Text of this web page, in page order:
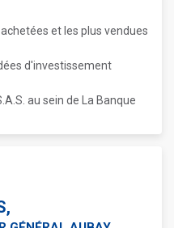
et les plus vendues
d'investissement
au sein de La Banque